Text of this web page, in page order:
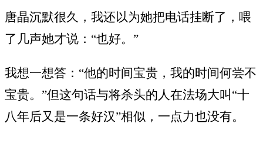
唐晶沉默很久，我还以为她把电话挂断了，喂
了几声她才说：“也好。”
我想一想答：“他的时间宝贵，我的时间何尝不
宝贵。”但这句话与将杀头的人在法场大叫“十
八年后又是一条好汉”相似，一点力也没有。